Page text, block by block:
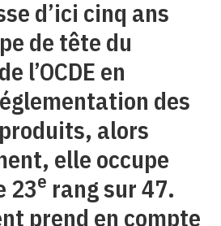
d’ici cinq ans
de tête du
l’OCDE en
des
alors
elle occupe
23e rang sur 47.
prend en compte